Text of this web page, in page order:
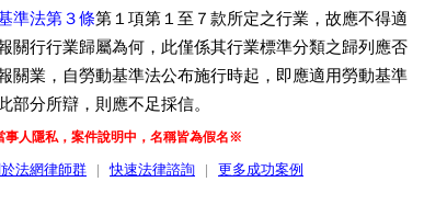
準法第３條第１項第１至７款所定之行業，故應不得適
關行行業歸屬為何，此僅係其行業標準分類之歸列應否
關業，自勞動基準法公布施行時起，即應適用勞動基準
部分所辯，則應不足採信。
人隱私，案件說明中，名稱皆為假名※
法網律師群 |快速法律諮詢 | 更多成功案例